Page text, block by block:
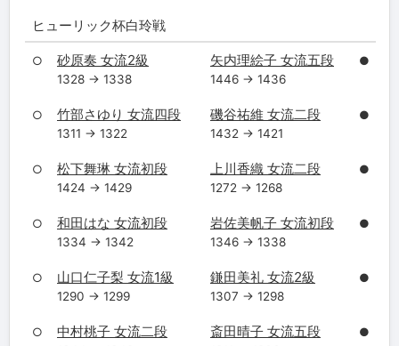
ヒューリック杯白玲戦
○ 砂原奏 女流2級
1328 → 1338
矢内理絵子 女流五段
1446 → 1436
●
○ 竹部さゆり 女流四段
1311 → 1322
磯谷祐維 女流二段
1432 → 1421
●
○ 松下舞琳 女流初段
1424 → 1429
上川香織 女流二段
1272 → 1268
●
○ 和田はな 女流初段
1334 → 1342
岩佐美帆子 女流初段
1346 → 1338
●
○ 山口仁子梨 女流1級
1290 → 1299
鎌田美礼 女流2級
1307 → 1298
●
○ 中村桃子 女流二段 斎田晴子 女流五段 ●